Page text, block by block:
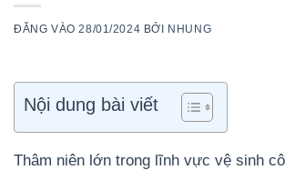
ĐĂNG VÀO28/01/2024 BỞI NHUNG
Nội dung bài viết
Thâm niên lớn trong lĩnh vực vệ sinh